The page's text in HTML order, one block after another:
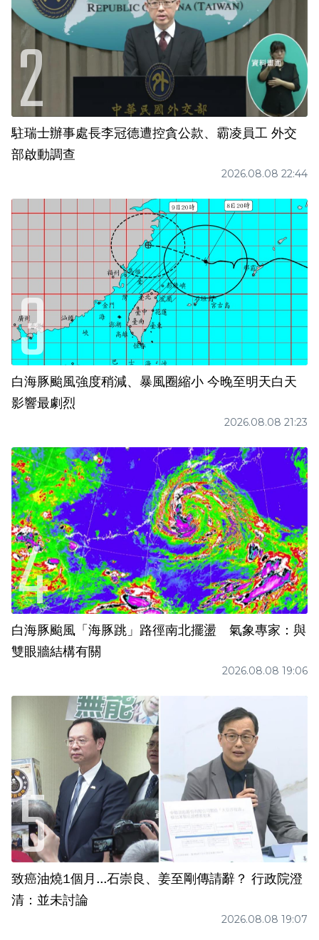
駐瑞士辦事處長李冠德遭控貪公款、霸凌員工 外交
部啟動調查
2026.08.08 22:44
白海豚颱風強度稍減、暴風圈縮小 今晚至明天白天
影響最劇烈
2026.08.08 21:23
白海豚颱風「海豚跳」路徑南北擺盪 氣象專家：與
雙眼牆結構有關
2026.08.08 19:06
致癌油燒1個月...石崇良、姜至剛傳請辭？ 行政院澄
清：並未討論
2026.08.08 19:07